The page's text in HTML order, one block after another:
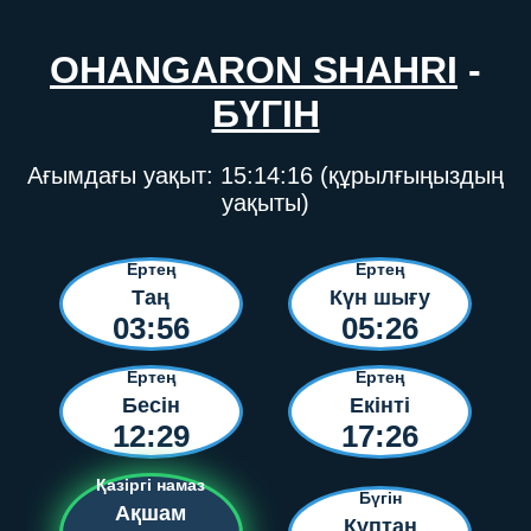
OHANGARON SHAHRI -
БҮГІН
Ағымдағы уақыт: 15:14:16 (құрылғыңыздың
уақыты)
Ертең
Таң
03:56
Ертең
Күн шығу
05:26
Ертең
Бесін
12:29
Ертең
Екінті
17:26
Қазіргі намаз
Ақшам
Бүгін